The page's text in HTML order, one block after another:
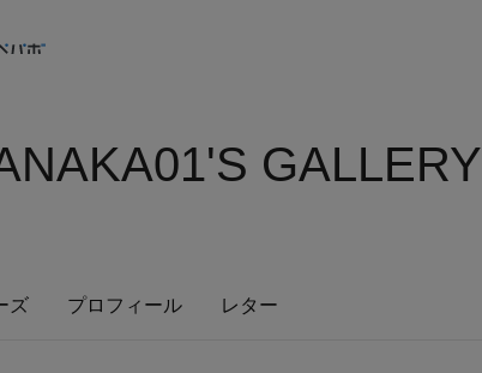
GALLERY
ズ プロフィール レター